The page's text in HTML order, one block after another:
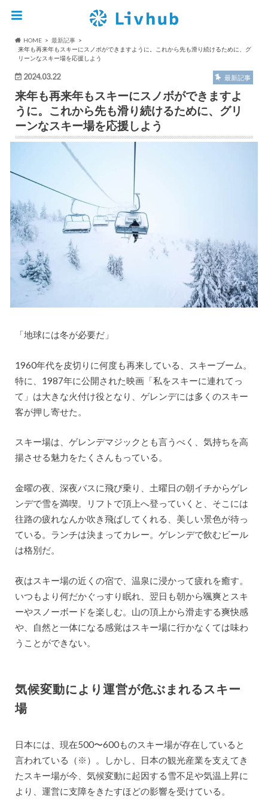
HOME
最新記事
来年も再来年もスキーにスノボができますように。これから先も滑り続けるために、グ
リーンなスキー場を応援しよう
2024.03.22 最新記事
来年も再来年もスキーにスノボができますよ
うに。これから先も滑り続けるために、グリ
ーンなスキー場を応援しよう
「地球には冬が必要だ」
1960年代を皮切りに何度も再来している、スキーブーム。
特に、1987年に公開された映画「私をスキーに連れてっ
て」は大きな火付け役となり、ゲレンデには多くのスキー
客が押し寄せた。
スキー場は、ゲレンデマジックとも言うべく、気持ちを高
揚させる魅力をたくさんもっている。
金曜の夜、深夜バスに飛び乗り、土曜日の朝イチからゲレ
ンデで雪を満喫。リフトで頂上へ登っていくと、そこには
往路の疲れなんか吹き飛ばしてくれる、美しい景色が待っ
ている。ランチは決まってカレー。ゲレンデで飲むビール
は格別だ。
夜はスキー場の近くの宿で、温泉に浸かって疲れを癒す。
いつもより何だかぐっすり眠れ、翌日も朝から颯爽とスキ
ーやスノーボードを楽しむ。山の頂上から滑走する爽快感
や、自然と一体になる感覚はスキー場に行かなくては味わ
うことができない。
気候変動により運営が危ぶまれるスキー
場
日本には、現在500〜600ものスキー場が存在していると
言われている（※）。しかし、日本の観光産業を支えてき
たスキー場が今、気候変動に起因する雪不足や気温上昇に
より、運営に支障をきたすほどの影響を受けている。